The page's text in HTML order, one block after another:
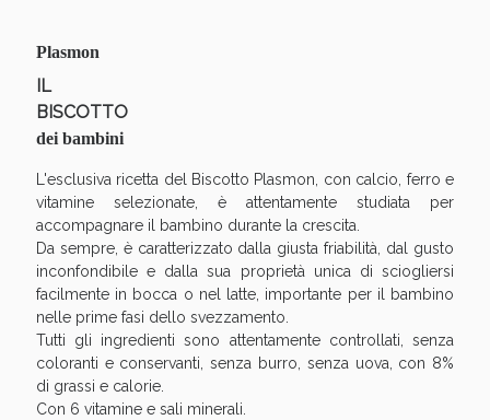
Plasmon
IL
BISCOTTO
dei bambini
L'esclusiva ricetta del Biscotto Plasmon, con calcio, ferro e
vitamine selezionate, è attentamente studiata per
accompagnare il bambino durante la crescita.
Da sempre, è caratterizzato dalla giusta friabilità, dal gusto
inconfondibile e dalla sua proprietà unica di sciogliersi
facilmente in bocca o nel latte, importante per il bambino
nelle prime fasi dello svezzamento.
Tutti gli ingredienti sono attentamente controllati, senza
coloranti e conservanti, senza burro, senza uova, con 8%
di grassi e calorie.
Con 6 vitamine e sali minerali.